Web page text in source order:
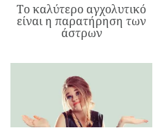
Το καλύτερο αγχολυτικό
είναι η παρατήρηση των
άστρων